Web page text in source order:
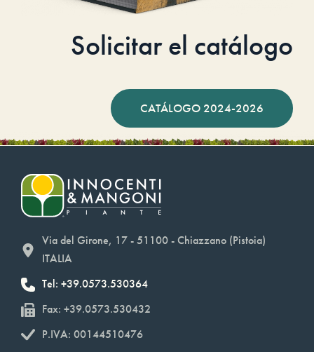
Solicitar el catálogo
CATÁLOGO 2024-2026
Via del Girone, 17 - 51100 - Chiazzano (Pistoia)
ITALIA
Tel: +39.0573.530364
Fax: +39.0573.530432
P.IVA: 00144510476